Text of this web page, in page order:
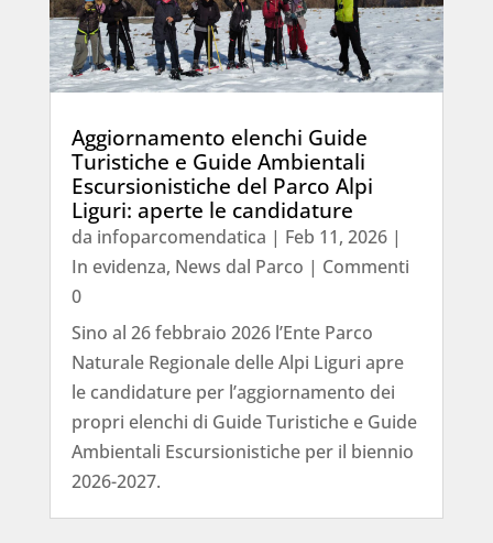
Aggiornamento elenchi Guide
Turistiche e Guide Ambientali
Escursionistiche del Parco Alpi
Liguri: aperte le candidature
da infoparcomendatica | Feb 11, 2026|
In evidenza, News dal Parco | Commenti
0
Sino al 26 febbraio 2026 l’Ente Parco
Naturale Regionale delle Alpi Liguri apre
le candidature per l’aggiornamento dei
propri elenchi di Guide Turistiche e Guide
Ambientali Escursionistiche per il biennio
2026-2027.